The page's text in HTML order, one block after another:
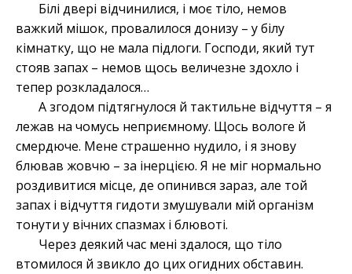
Білі двері відчинилися, і моє тіло, немов
важкий мішок, провалилося донизу – у білу
кімнатку, що не мала підлоги. Господи, який тут
стояв запах – немов щось величезне здохло і
тепер розкладалося…
А згодом підтягнулося й тактильне відчуття – я
лежав на чомусь неприємному. Щось вологе й
смердюче. Мене страшенно нудило, і я знову
блював жовчю – за інерцією. Я не міг нормально
роздивитися місце, де опинився зараз, але той
запах і відчуття гидоти змушували мій організм
тонути у вічних спазмах і блювоті.
Через деякий час мені здалося, що тіло
втомилося й звикло до цих огидних обставин.